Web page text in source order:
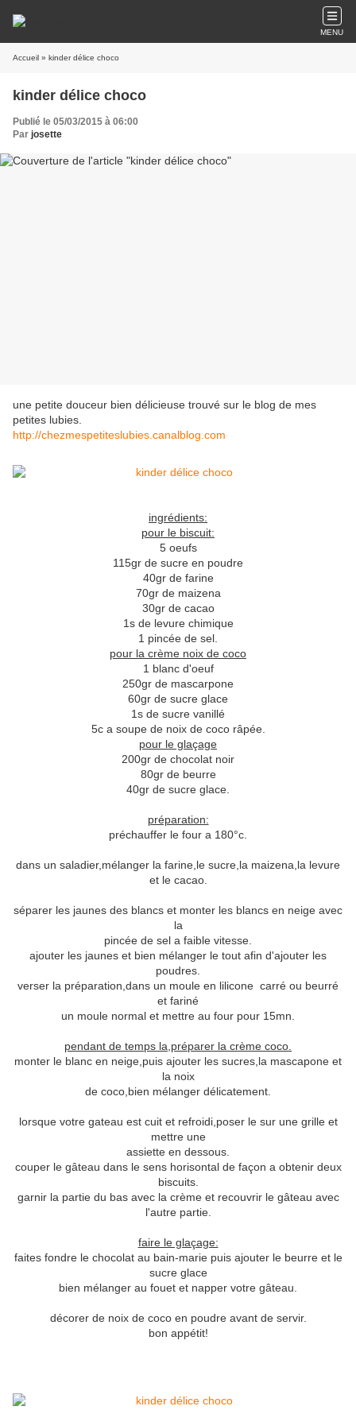
MENU
Accueil » kinder délice choco
kinder délice choco
Publié le 05/03/2015 à 06:00
Par josette
une petite douceur bien délicieuse trouvé sur le blog de mes
petites lubies.
http://chezmespetiteslubies.canalblog.com
ingrédients:
pour le biscuit:
5 oeufs
115gr de sucre en poudre
40gr de farine
70gr de maizena
30gr de cacao
1s de levure chimique
1 pincée de sel.
pour la crème noix de coco
1 blanc d'oeuf
250gr de mascarpone
60gr de sucre glace
1s de sucre vanillé
5c a soupe de noix de coco râpée.
pour le glaçage
200gr de chocolat noir
80gr de beurre
40gr de sucre glace.
préparation:
préchauffer le four a 180°c.
dans un saladier,mélanger la farine,le sucre,la maizena,la levure
et le cacao.
séparer les jaunes des blancs et monter les blancs en neige avec
la
pincée de sel a faible vitesse.
ajouter les jaunes et bien mélanger le tout afin d'ajouter les
poudres.
verser la préparation,dans un moule en lilicone carré ou beurré
et fariné
un moule normal et mettre au four pour 15mn.
pendant de temps la,préparer la crème coco.
monter le blanc en neige,puis ajouter les sucres,la mascapone et
la noix
de coco,bien mélanger délicatement.
lorsque votre gateau est cuit et refroidi,poser le sur une grille et
mettre une
assiette en dessous.
couper le gâteau dans le sens horisontal de façon a obtenir deux
biscuits.
garnir la partie du bas avec la crème et recouvrir le gâteau avec
l'autre partie.
faire le glaçage:
faites fondre le chocolat au bain-marie puis ajouter le beurre et le
sucre glace
bien mélanger au fouet et napper votre gâteau.
décorer de noix de coco en poudre avant de servir.
bon appétit!